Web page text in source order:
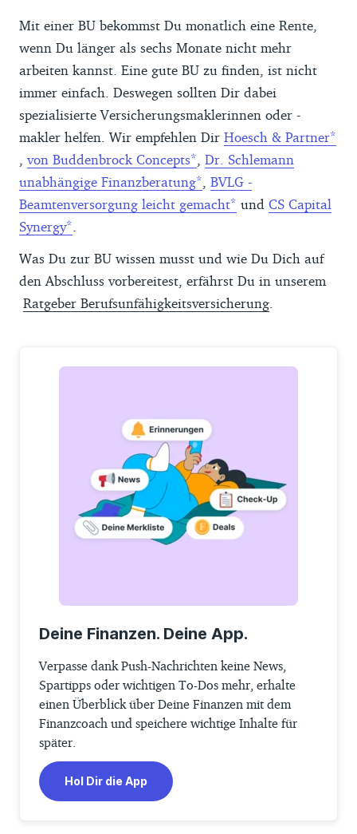
Mit einer BU bekommst Du monatlich eine Rente,
wenn Du länger als sechs Monate nicht mehr
arbeiten kannst. Eine gute BU zu finden, ist nicht
immer einfach. Deswegen sollten Dir dabei
spezialisierte Versicherungsmaklerinnen oder -
makler helfen. Wir empfehlen Dir Hoesch & Partner
von Buddenbrock Concepts
Dr. Schlemann
unabhängige Finanzberatung
BVLG -
Beamtenversorgung leicht gemacht
und CS Capital
Synergy
Was Du zur BU wissen musst und wie Du Dich auf
den Abschluss vorbereitest, erfährst Du in unserem
Ratgeber Berufsunfähigkeitsversicherung
Deine Finanzen. Deine App.
Verpasse dank Push-Nachrichten keine News,
Spartipps oder wichtigen To-Dos mehr, erhalte
einen Überblick über Deine Finanzen mit dem
Finanzcoach und speichere wichtige Inhalte für
später.
Hol Dir die App